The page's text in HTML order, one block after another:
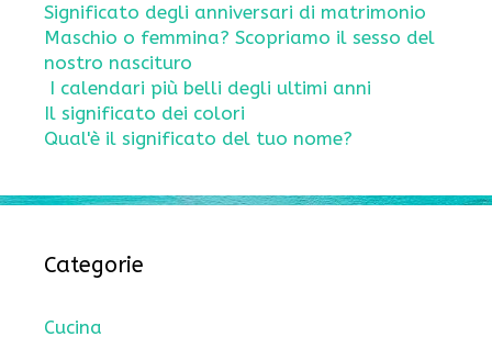
Significato degli anniversari di matrimonio
Maschio o femmina? Scopriamo il sesso del
nostro nascituro
I calendari più belli degli ultimi anni
Il significato dei colori
Qual'è il significato del tuo nome?
Categorie
Cucina